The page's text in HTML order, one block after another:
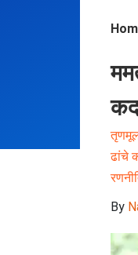
तृणमूल
ढांचे
By